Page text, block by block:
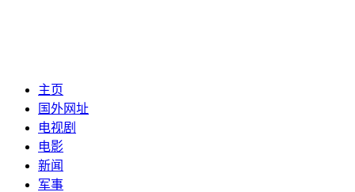
主页
国外网址
电视剧
电影
新闻
军事